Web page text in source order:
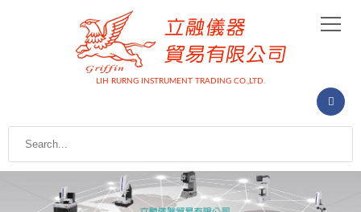
LIH RURNG INSTRUMENT TRADING CO.,LTD.